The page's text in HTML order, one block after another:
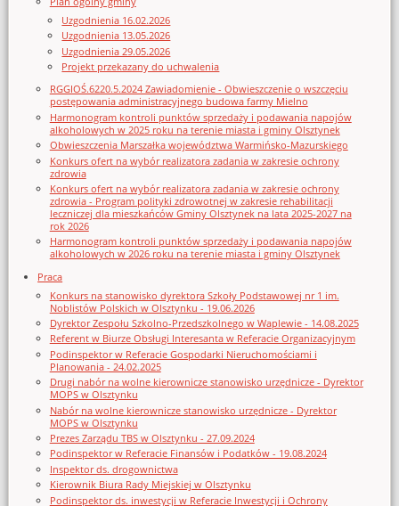
Uzgodnienia 16.02.2026
Uzgodnienia 13.05.2026
Uzgodnienia 29.05.2026
Projekt przekazany do uchwalenia
RGGIOŚ.6220.5.2024 Zawiadomienie - Obwieszczenie o wszczęciu
postępowania administracyjnego budowa farmy Mielno
Harmonogram kontroli punktów sprzedaży i podawania napojów
alkoholowych w 2025 roku na terenie miasta i gminy Olsztynek
Obwieszczenia Marszałka województwa Warmińsko-Mazurskiego
Konkurs ofert na wybór realizatora zadania w zakresie ochrony
zdrowia
Konkurs ofert na wybór realizatora zadania w zakresie ochrony
zdrowia - Program polityki zdrowotnej w zakresie rehabilitacji
leczniczej dla mieszkańców Gminy Olsztynek na lata 2025-2027 na
rok 2026
Harmonogram kontroli punktów sprzedaży i podawania napojów
alkoholowych w 2026 roku na terenie miasta i gminy Olsztynek
Praca
Konkurs na stanowisko dyrektora Szkoły Podstawowej nr 1 im.
Noblistów Polskich w Olsztynku - 19.06.2026
Dyrektor Zespołu Szkolno-Przedszkolnego w Waplewie - 14.08.2025
Referent w Biurze Obsługi Interesanta w Referacie Organizacyjnym
Podinspektor w Referacie Gospodarki Nieruchomościami i
Planowania - 24.02.2025
Drugi nabór na wolne kierownicze stanowisko urzędnicze - Dyrektor
MOPS w Olsztynku
Nabór na wolne kierownicze stanowisko urzędnicze - Dyrektor
MOPS w Olsztynku
Prezes Zarządu TBS w Olsztynku - 27.09.2024
Podinspektor w Referacie Finansów i Podatków - 19.08.2024
Inspektor ds. drogownictwa
Kierownik Biura Rady Miejskiej w Olsztynku
Podinspektor ds. inwestycji w Referacie Inwestycji i Ochrony